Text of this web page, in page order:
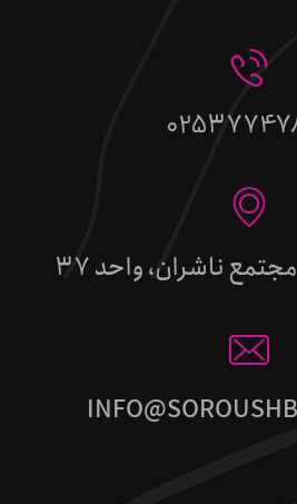
ناشران، واحد 37